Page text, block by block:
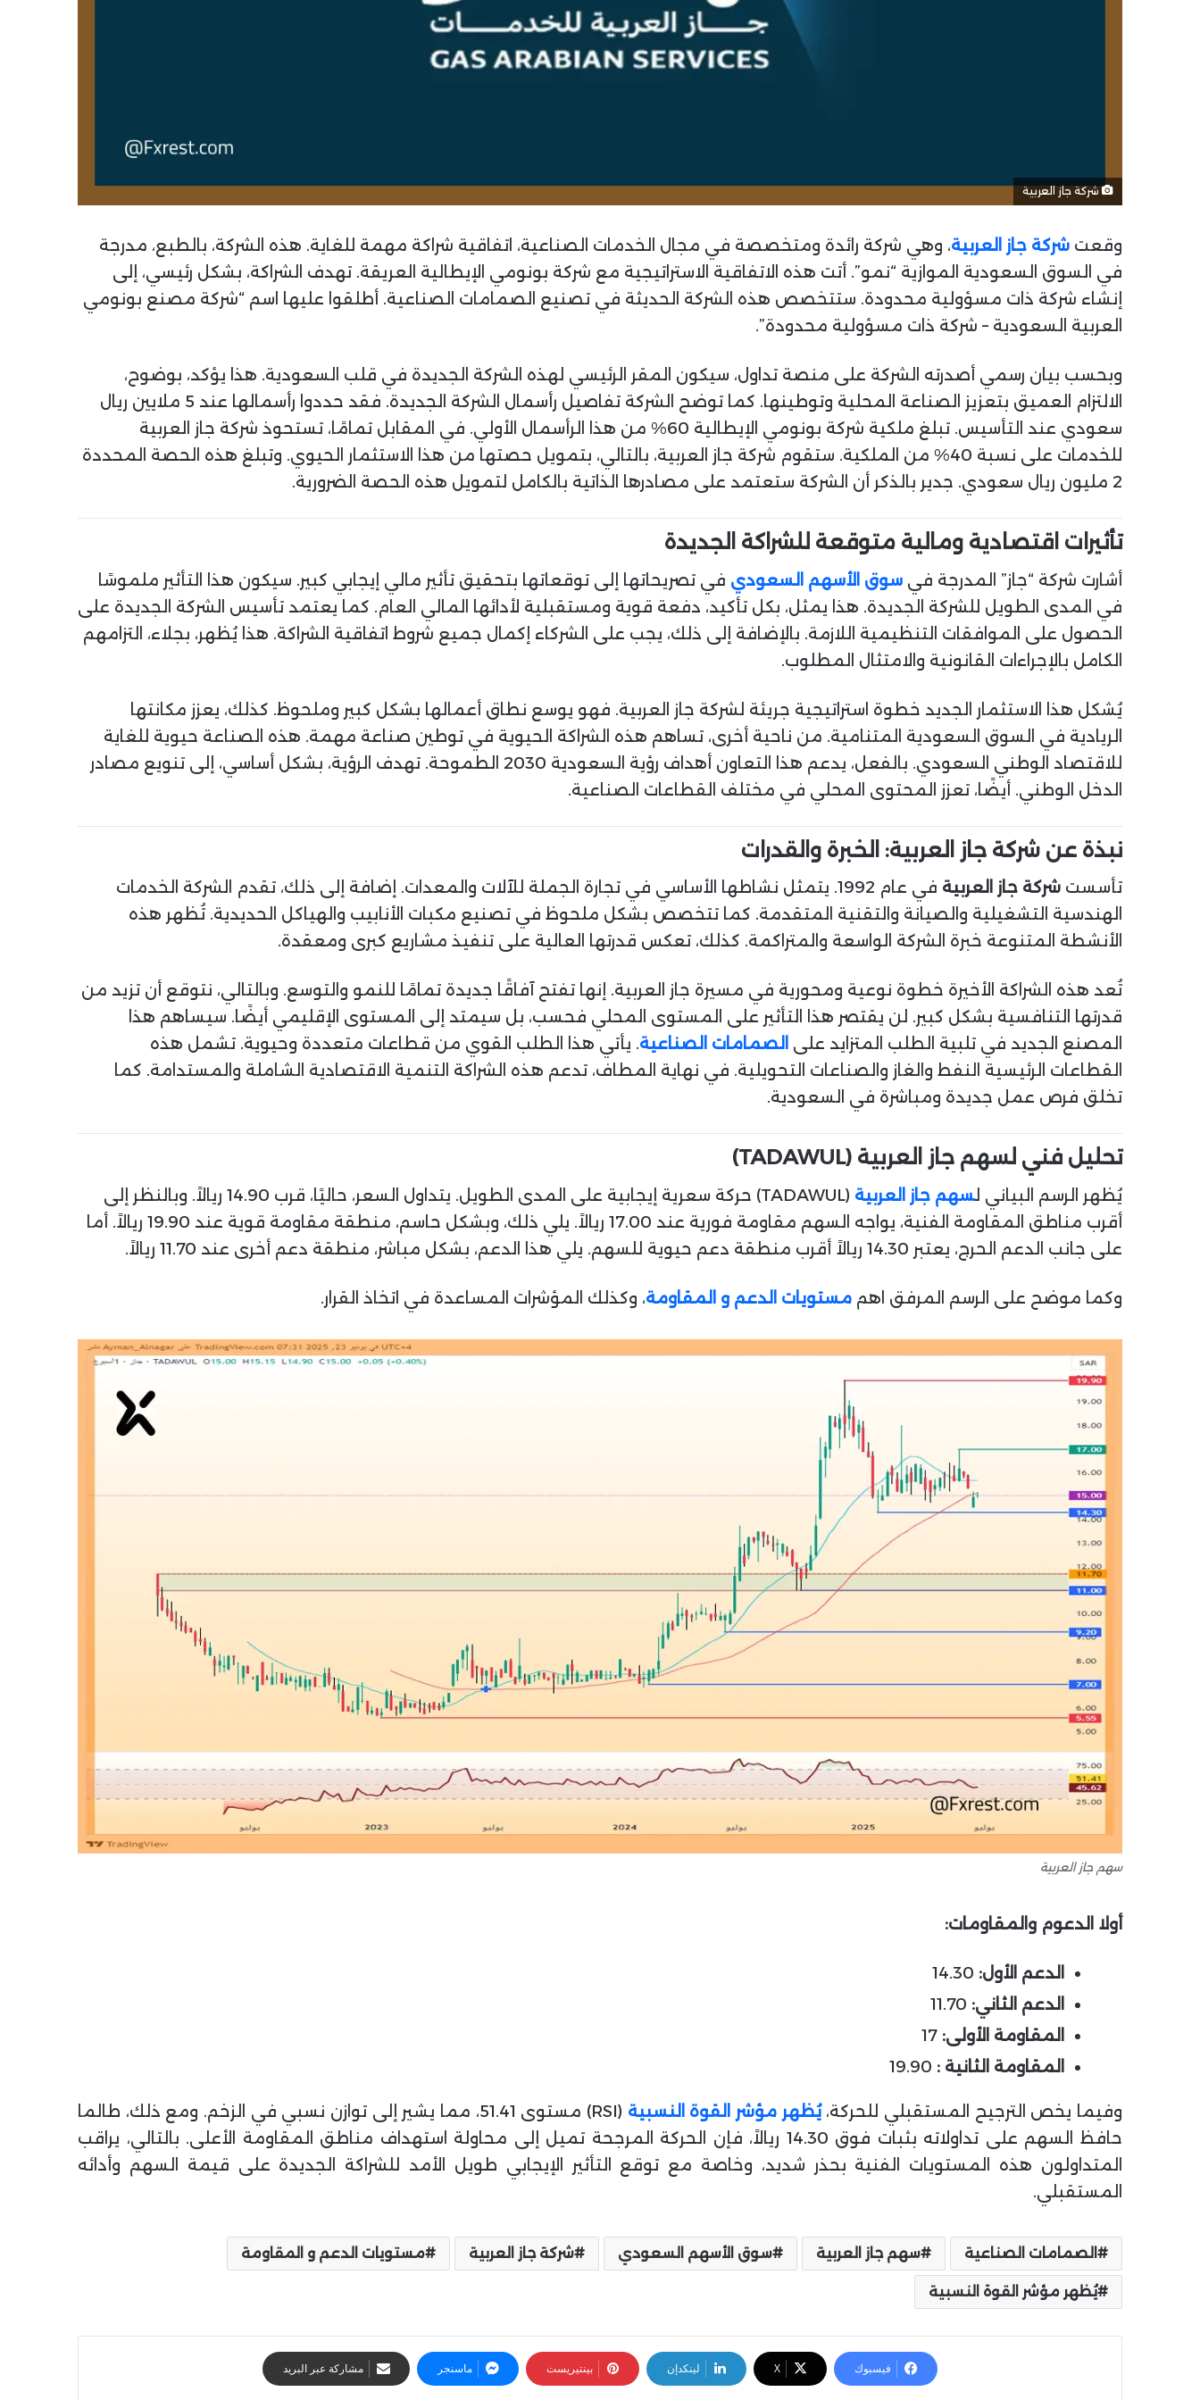
شركة جاز العربية
وقعت شركة جاز العربية، وهي شركة رائدة ومتخصصة في مجال الخدمات الصناعية، اتفاقية شراكة مهمة للغاية. هذه الشركة، بالطبع، مدرجة
في السوق السعودية الموازية “نمو”. أتت هذه الاتفاقية الاستراتيجية مع شركة بونومي الإيطالية العريقة. تهدف الشراكة، بشكل رئيسي، إلى
إنشاء شركة ذات مسؤولية محدودة. ستتخصص هذه الشركة الحديثة في تصنيع الصمامات الصناعية. أطلقوا عليها اسم “شركة مصنع بونومي
العربية السعودية – شركة ذات مسؤولية محدودة”.
وبحسب بيان رسمي أصدرته الشركة على منصة تداول، سيكون المقر الرئيسي لهذه الشركة الجديدة في قلب السعودية. هذا يؤكد، بوضوح،
الالتزام العميق بتعزيز الصناعة المحلية وتوطينها. كما توضح الشركة تفاصيل رأسمال الشركة الجديدة. فقد حددوا رأسمالها عند 5 ملايين ريال
سعودي عند التأسيس. تبلغ ملكية شركة بونومي الإيطالية 60% من هذا الرأسمال الأولي. في المقابل تمامًا، تستحوذ شركة جاز العربية
للخدمات على نسبة 40% من الملكية. ستقوم شركة جاز العربية، بالتالي، بتمويل حصتها من هذا الاستثمار الحيوي. وتبلغ هذه الحصة المحددة
2 مليون ريال سعودي. جدير بالذكر أن الشركة ستعتمد على مصادرها الذاتية بالكامل لتمويل هذه الحصة الضرورية.
تأثيرات اقتصادية ومالية متوقعة للشراكة الجديدة
أشارت شركة “جاز” المدرجة في سوق الأسهم السعودي في تصريحاتها إلى توقعاتها بتحقيق تأثير مالي إيجابي كبير. سيكون هذا التأثير ملموسًا
في المدى الطويل للشركة الجديدة. هذا يمثل، بكل تأكيد، دفعة قوية ومستقبلية لأدائها المالي العام. كما يعتمد تأسيس الشركة الجديدة على
الحصول على الموافقات التنظيمية اللازمة. بالإضافة إلى ذلك، يجب على الشركاء إكمال جميع شروط اتفاقية الشراكة. هذا يُظهر، بجلاء، التزامهم
الكامل بالإجراءات القانونية والامتثال المطلوب.
يُشكل هذا الاستثمار الجديد خطوة استراتيجية جريئة لشركة جاز العربية. فهو يوسع نطاق أعمالها بشكل كبير وملحوظ. كذلك، يعزز مكانتها
الريادية في السوق السعودية المتنامية. من ناحية أخرى، تساهم هذه الشراكة الحيوية في توطين صناعة مهمة. هذه الصناعة حيوية للغاية
للاقتصاد الوطني السعودي. بالفعل، يدعم هذا التعاون أهداف رؤية السعودية 2030 الطموحة. تهدف الرؤية، بشكل أساسي، إلى تنويع مصادر
الدخل الوطني. أيضًا، تعزز المحتوى المحلي في مختلف القطاعات الصناعية.
نبذة عن شركة جاز العربية: الخبرة والقدرات
تأسست شركة جاز العربية
في عام 1992. يتمثل نشاطها الأساسي في تجارة الجملة للآلات والمعدات. إضافة إلى ذلك، تقدم الشركة الخدمات
الهندسية التشغيلية والصيانة والتقنية المتقدمة. كما تتخصص بشكل ملحوظ في تصنيع مكبات الأنابيب والهياكل الحديدية. تُظهر هذه
الأنشطة المتنوعة خبرة الشركة الواسعة والمتراكمة. كذلك، تعكس قدرتها العالية على تنفيذ مشاريع كبرى ومعقدة.
تُعد هذه الشراكة الأخيرة خطوة نوعية ومحورية في مسيرة جاز العربية. إنها تفتح آفاقًا جديدة تمامًا للنمو والتوسع. وبالتالي، نتوقع أن تزيد من
قدرتها التنافسية بشكل كبير. لن يقتصر هذا التأثير على المستوى المحلي فحسب، بل سيمتد إلى المستوى الإقليمي أيضًا. سيساهم هذا
المصنع الجديد في تلبية الطلب المتزايد على الصمامات الصناعية. يأتي هذا الطلب القوي من قطاعات متعددة وحيوية. تشمل هذه
القطاعات الرئيسية النفط والغاز والصناعات التحويلية. في نهاية المطاف، تدعم هذه الشراكة التنمية الاقتصادية الشاملة والمستدامة. كما
تخلق فرص عمل جديدة ومباشرة في السعودية.
تحليل فني لسهم جاز العربية (TADAWUL)
يُظهر الرسم البياني لسهم جاز العربية
(TADAWUL) حركة سعرية إيجابية على المدى الطويل. يتداول السعر، حاليًا، قرب 14.90 ريالاً. وبالنظر إلى
أقرب مناطق المقاومة الفنية، يواجه السهم مقاومة فورية عند 17.00 ريالاً. يلي ذلك، وبشكل حاسم، منطقة مقاومة قوية عند 19.90 ريالاً. أما
على جانب الدعم الحرج، يعتبر 14.30 ريالاً أقرب منطقة دعم حيوية للسهم. يلي هذا الدعم، بشكل مباشر، منطقة دعم أخرى عند 11.70 ريالاً.
وكما موضح على الرسم المرفق اهم مستويات الدعم و المقاومة، وكذلك المؤشرات المساعدة في اتخاذ القرار.
سهم جاز العربية
أولا الدعوم والمقاومات:
الدعم الأول:
الدعم الثاني: 11.70
المقاومة الأولى: 17
المقاومة الثانية :
وفيما يخص الترجيح المستقبلي للحركة،يُظهر مؤشر القوة النسبية
(RSI) مستوى 51.41، مما يشير إلى توازن نسبي في الزخم. ومع ذلك، طالما
حافظ السهم على تداولاته بثبات فوق 14.30 ريالاً، فإن الحركة المرجحة تميل إلى محاولة استهداف مناطق المقاومة الأعلى. بالتالي، يراقب
المتداولون هذه المستويات الفنية بحذر شديد، وخاصة مع توقع التأثير الإيجابي طويل الأمد للشراكة الجديدة على قيمة السهم وأدائه
المستقبلي.
الصمامات الصناعية سهم جاز العربية سوق الأسهم السعودي شركة جاز العربية مستويات الدعم و المقاومة
يُظهر مؤشر القوة النسبية
فيسبوك ‫X لينكدإن بينتيريست ماسنجر مشاركة عبر البريد